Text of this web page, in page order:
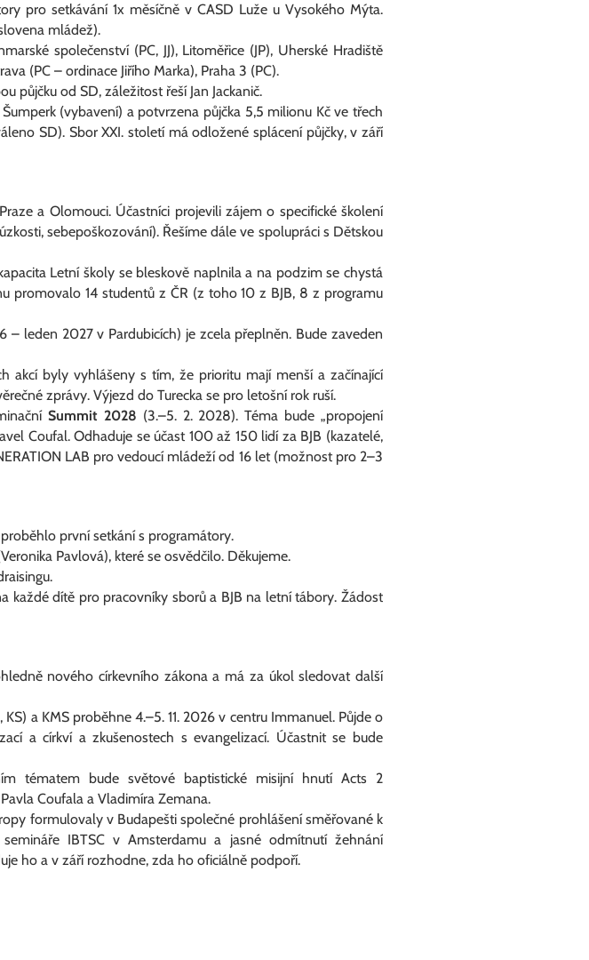
pro setkávání 1x měsíčně v CASD Luže u Vysokého Mýta.
mládež).
společenství (PC, JJ), Litoměřice (JP), Uherské Hradiště
(PC – ordinace Jiřího Marka), Praha 3 (PC).
půjčku od SD, záležitost řeší Jan Jackanič.
(vybavení) a potvrzena půjčka 5,5 milionu Kč ve třech
SD). Sbor XXI. století má odložené splácení půjčky, v září
a Olomouci. Účastníci projevili zájem o specifické školení
sebepoškozování). Řešíme dále ve spolupráci s Dětskou
Letní školy se bleskově naplnila a na podzim se chystá
promovalo 14 studentů z ČR (z toho 10 z BJB, 8 z programu
– leden 2027 v Pardubicích) je zcela přeplněn. Bude zaveden
akcí byly vyhlášeny s tím, že prioritu mají menší a začínající
zprávy. Výjezd do Turecka se pro letošní rok ruší.
Summit 2028 (3.–5. 2. 2028). Téma bude „propojení
Coufal. Odhaduje se účast 100 až 150 lidí za BJB (kazatelé,
LAB pro vedoucí mládeží od 16 let (možnost pro 2–3
první setkání s programátory.
Pavlová), které se osvědčilo. Děkujeme.
každé dítě pro pracovníky sborů a BJB na letní tábory. Žádost
nového církevního zákona a má za úkol sledovat další
KS) a KMS proběhne 4.–5. 11. 2026 v centru Immanuel. Půjde o
a církví a zkušenostech s evangelizací. Účastnit se bude
tématem bude světové baptistické misijní hnutí Acts 2
Coufala a Vladimíra Zemana.
formulovaly v Budapešti společné prohlášení směřované k
IBTSC v Amsterdamu a jasné odmítnutí žehnání
ho a v září rozhodne, zda ho oficiálně podpoří.